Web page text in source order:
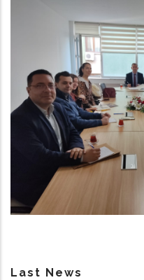
Last News